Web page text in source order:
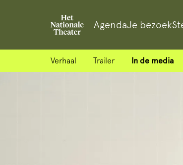
AgendaJe bezoek
Verhaal Trailer In de media